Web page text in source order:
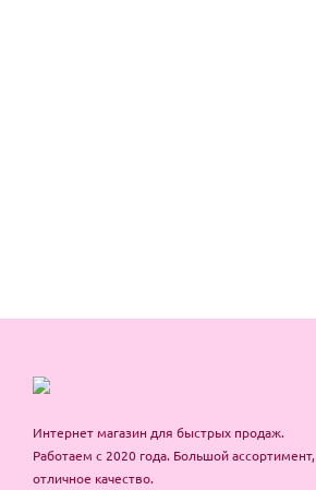
Интернет магазин для быстрых продаж.
Работаем с 2020 года. Большой ассортимент,
отличное качество.